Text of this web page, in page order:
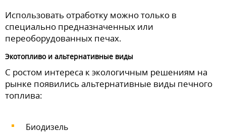
Использовать отработку можно только в
специально предназначенных или
переоборудованных печах.
Экотопливо и альтернативные виды
С ростом интереса к экологичным решениям на
рынке появились альтернативные виды печного
топлива:
Биодизель